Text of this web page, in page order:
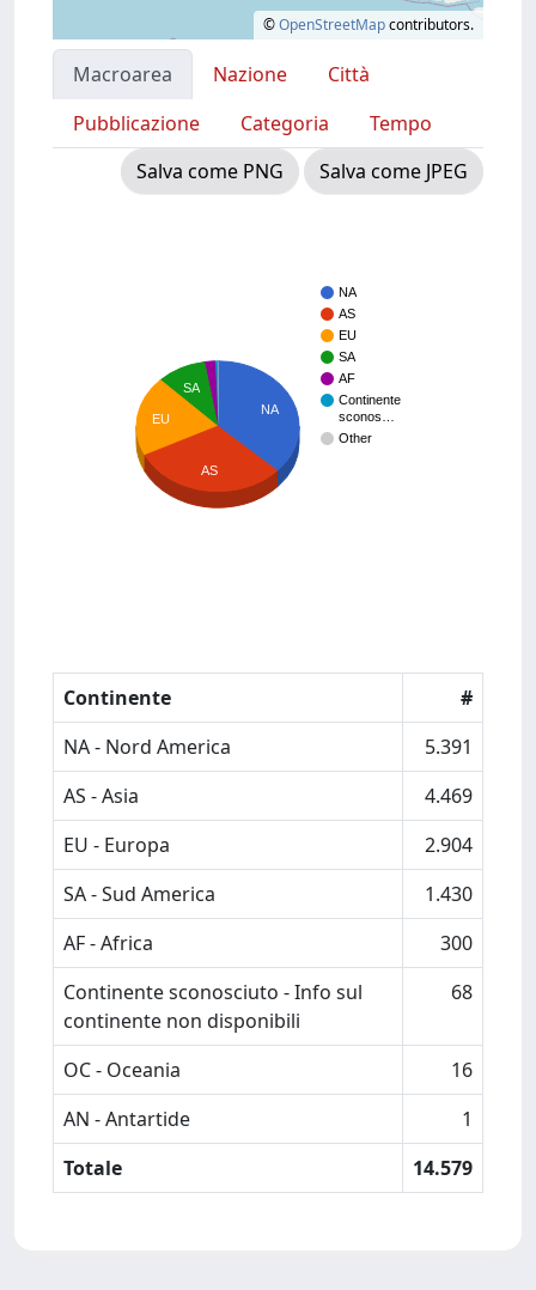
©OpenStreetMapcontributors.
Macroarea Nazione
Città
Pubblicazione
Categoria
Tempo
Salva come PNG
Salva come JPEG
NA
AS
EU
SA
AF
Continente
sconos…
Other
NA
SA
EU
AS
Continente
#
NA - Nord America
5.391
AS - Asia
4.469
EU - Europa
2.904
SA - Sud America
1.430
AF - Africa
300
Continente sconosciuto - Info sul
continente non disponibili
68
OC - Oceania
16
AN - Antartide
1
Totale
14.579